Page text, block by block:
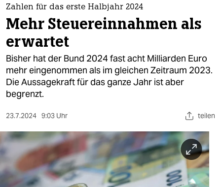
themen
politik
öko
gesellschaft
kultur
sport
berlin
nord
wahrheit
Zahlen für das erste Halbjahr 2024
Mehr Steuereinnahmen als
erwartet
Bisher hat der Bund 2024 fast acht Milliarden Euro
mehr eingenommen als im gleichen Zeitraum 2023.
Die Aussagekraft für das ganze Jahr ist aber
begrenzt.
23.7.2024 9:03 Uhr teilen